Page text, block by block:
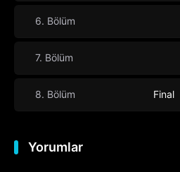
6. Bölüm
7. Bölüm
8. Bölüm Final
Yorumlar